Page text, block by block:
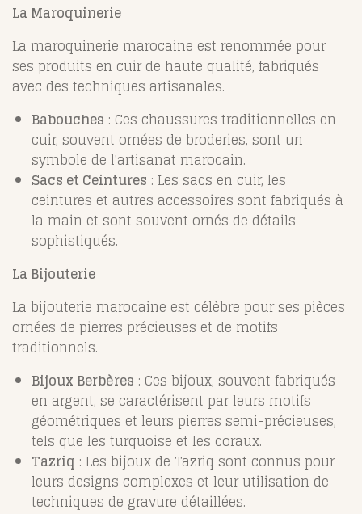
La Maroquinerie
La maroquinerie marocaine est renommée pour
ses produits en cuir de haute qualité, fabriqués
avec des techniques artisanales.
Babouches : Ces chaussures traditionnelles en
cuir, souvent ornées de broderies, sont un
symbole de l'artisanat marocain.
Sacs et Ceintures : Les sacs en cuir, les
ceintures et autres accessoires sont fabriqués à
la main et sont souvent ornés de détails
sophistiqués.
La Bijouterie
La bijouterie marocaine est célèbre pour ses pièces
ornées de pierres précieuses et de motifs
traditionnels.
Bijoux Berbères : Ces bijoux, souvent fabriqués
en argent, se caractérisent par leurs motifs
géométriques et leurs pierres semi-précieuses,
tels que les turquoise et les coraux.
Tazriq : Les bijoux de Tazriq sont connus pour
leurs designs complexes et leur utilisation de
techniques de gravure détaillées.